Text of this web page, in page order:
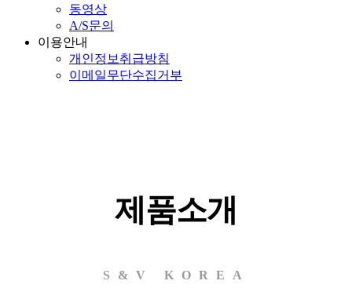
동영상
A/S문의
이용안내
개인정보취급방침
이메일무단수집거부
제품소개
S&V KOREA